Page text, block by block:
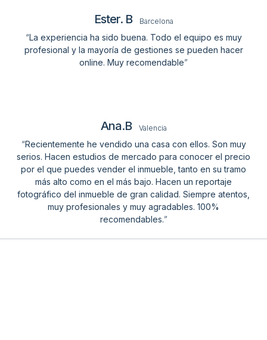
Ester. B Barcelona
“La experiencia ha sido buena. Todo el equipo es muy
profesional y la mayoría de gestiones se pueden hacer
online. Muy recomendable”
Ana.B Valencia
“Recientemente he vendido una casa con ellos. Son muy
serios. Hacen estudios de mercado para conocer el precio
por el que puedes vender el inmueble, tanto en su tramo
más alto como en el más bajo. Hacen un reportaje
fotográfico del inmueble de gran calidad. Siempre atentos,
muy profesionales y muy agradables. 100%
recomendables.”